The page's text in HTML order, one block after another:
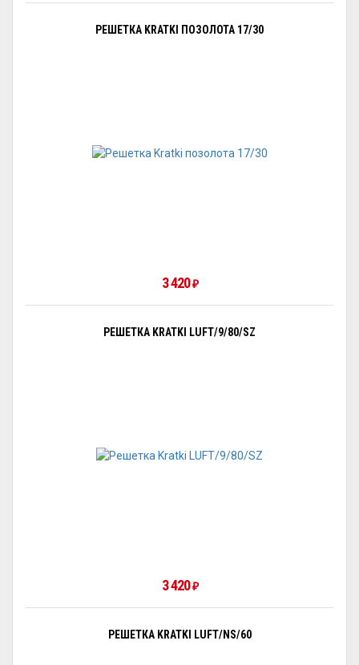
РЕШЕТКА KRATKI ПОЗОЛОТА 17/30
3 420₽
РЕШЕТКА KRATKI LUFT/9/80/SZ
3 420₽
РЕШЕТКА KRATKI LUFT/NS/60